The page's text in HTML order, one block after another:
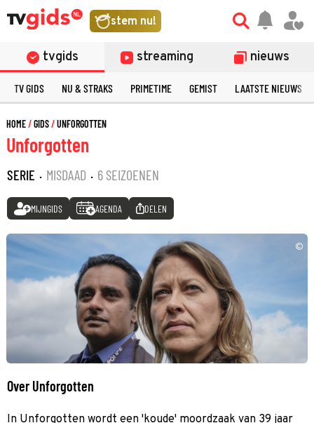
stem nu!
tvgids streaming nieuws
TV GIDS NU & STRAKS PRIMETIME GEMIST LAATSTE NIEUWS
HOME GIDS UNFORGOTTEN
Unforgotten
SERIE · MISDAAD · 6 SEIZOENEN
MIJNGIDS AGENDA DELEN
©
Over Unforgotten
In Unforgotten wordt een 'koude' moordzaak van 39 jaar